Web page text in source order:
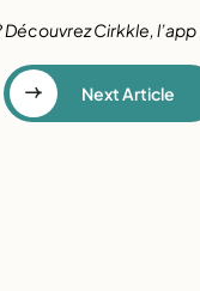
Découvrez Cirkkle, l’app
Next Article